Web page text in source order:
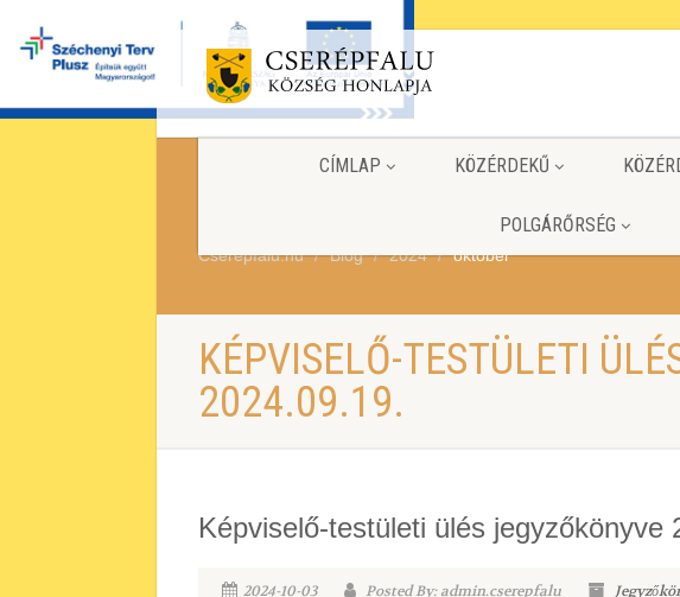
CÍMLAP KÖZÉRDEKŰ
POLGÁRŐRSÉG
Cserepfalu.hu Blog 2024 október
KÉPVISELŐ-TESTÜLETI
2024.09.19.
Képviselő-testületi ülés jegyzőkönyve
2024-10-03 Posted By: admin.cserepfalu